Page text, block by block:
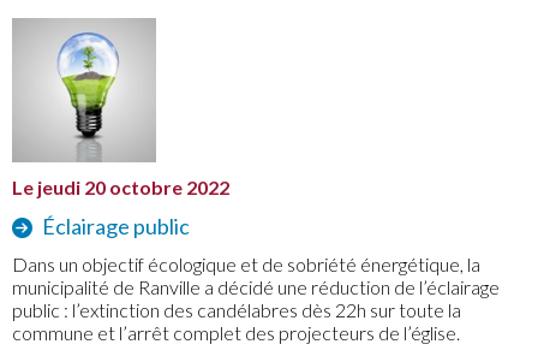
Le jeudi 20 octobre 2022
Éclairage public
Dans un objectif écologique et de sobriété énergétique, la
municipalité de Ranville a décidé une réduction de l’éclairage
public : l’extinction des candélabres dès 22h sur toute la
commune et l’arrêt complet des projecteurs de l’église.